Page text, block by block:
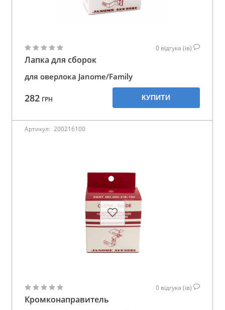
0 відгука (ів)
Лапка для сборок
для оверлока Janome/Family
282 ГРН КУПИТИ
Артикул: 200216100
0 відгука (ів)
Кромконаправитель